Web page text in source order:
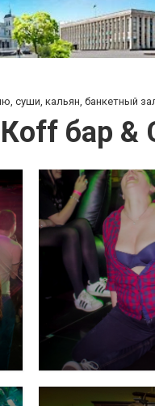
суши, кальян, банкетный
бар &